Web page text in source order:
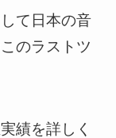
て日本の音
のラストツ
績を詳しく